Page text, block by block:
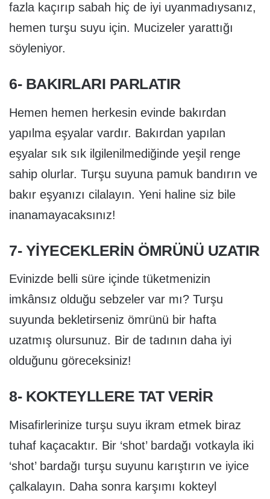
fazla kaçırıp sabah hiç de iyi uyanmadıysanız,
hemen turşu suyu için. Mucizeler yarattığı
söyleniyor.
6- BAKIRLARI PARLATIR
Hemen hemen herkesin evinde bakırdan
yapılma eşyalar vardır. Bakırdan yapılan
eşyalar sık sık ilgilenilmediğinde yeşil renge
sahip olurlar. Turşu suyuna pamuk bandırın ve
bakır eşyanızı cilalayın. Yeni haline siz bile
inanamayacaksınız!
7- YIYECEKLERIN ÖMRÜNÜ UZATIR
Evinizde belli süre içinde tüketmenizin
imkânsız olduğu sebzeler var mı? Turşu
suyunda bekletirseniz ömrünü bir hafta
uzatmış olursunuz. Bir de tadının daha iyi
olduğunu göreceksiniz!
8- KOKTEYLLERE TAT VERIR
Misafirlerinize turşu suyu ikram etmek biraz
tuhaf kaçacaktır. Bir ‘shot’ bardağı votkayla iki
‘shot’ bardağı turşu suyunu karıştırın ve iyice
çalkalayın. Daha sonra karşımı kokteyl